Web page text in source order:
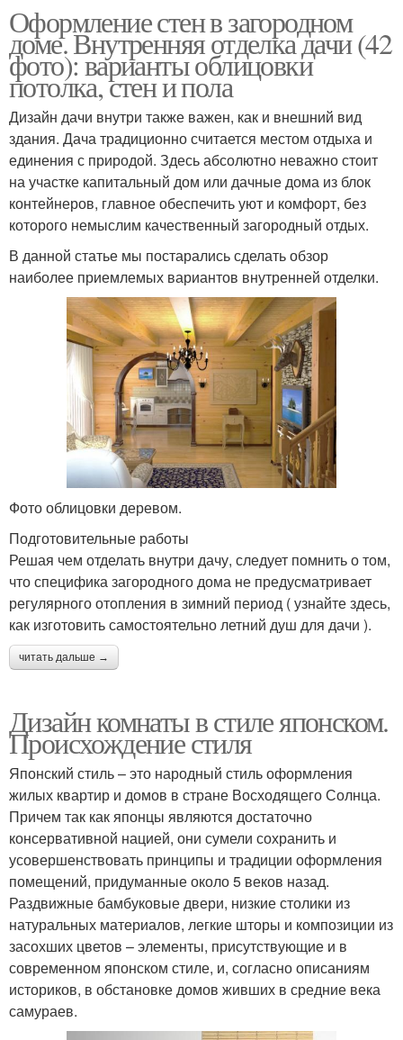
Оформление стен в загородном
доме. Внутренняя отделка дачи (42
фото): варианты облицовки
потолка, стен и пола
Дизайн дачи внутри также важен, как и внешний вид
здания. Дача традиционно считается местом отдыха и
единения с природой. Здесь абсолютно неважно стоит
на участке капитальный дом или дачные дома из блок
контейнеров, главное обеспечить уют и комфорт, без
которого немыслим качественный загородный отдых.
В данной статье мы постарались сделать обзор
наиболее приемлемых вариантов внутренней отделки.
Фото облицовки деревом.
Подготовительные работы
Решая чем отделать внутри дачу, следует помнить о том,
что специфика загородного дома не предусматривает
регулярного отопления в зимний период ( узнайте здесь,
как изготовить самостоятельно летний душ для дачи ).
читать дальше →
Дизайн комнаты в стиле японском.
Происхождение стиля
Японский стиль – это народный стиль оформления
жилых квартир и домов в стране Восходящего Солнца.
Причем так как японцы являются достаточно
консервативной нацией, они сумели сохранить и
усовершенствовать принципы и традиции оформления
помещений, придуманные около 5 веков назад.
Раздвижные бамбуковые двери, низкие столики из
натуральных материалов, легкие шторы и композиции из
засохших цветов – элементы, присутствующие и в
современном японском стиле, и, согласно описаниям
историков, в обстановке домов живших в средние века
самураев.